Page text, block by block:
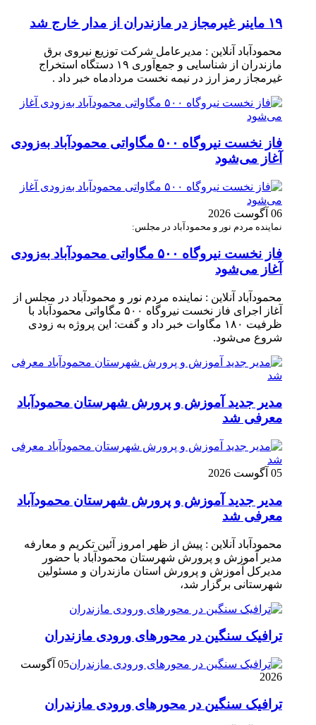
۱۹ ماینر غیرمجاز در مازندران از مدار خارج شد
محمودآباد آنلاین : مدیرعامل شرکت توزیع نیروی برق
مازندران از شناسایی و جمع‌آوری ۱۹ دستگاه استخراج
غیرمجاز رمز ارز در نیمه نخست مردادماه خبر داد .
فاز نخست نیروگاه ۵۰۰ مگاواتی محمودآباد به‌زودی
آغاز می‌شود
06 آگوست 2026
نماینده مردم نور و محمودآباد در مجلس:
فاز نخست نیروگاه ۵۰۰ مگاواتی محمودآباد به‌زودی
آغاز می‌شود
محمودآباد آنلاین : نماینده مردم نور و محمودآباد در مجلس از
آغاز اجرای فاز نخست نیروگاه ۵۰۰ مگاواتی محمودآباد با
ظرفیت ۱۸۰ مگاوات خبر داد و گفت: این پروژه به زودی
شروع می‌شود.
مدیر جدید آموزش و پرورش شهرستان محمودآباد
معرفی شد
05 آگوست 2026
مدیر جدید آموزش و پرورش شهرستان محمودآباد
معرفی شد
محمودآباد آنلاین : پیش از ظهر امروز آئین تکریم و معارفه
مدیر آموزش و پرورش شهرستان محمودآباد با حضور
مدیرکل آموزش و پرورش استان مازندران و مسئولین
شهرستانی برگزار شد،
ترافیک سنگین در محور‌های ورودی مازندران
05 آگوست
2026
ترافیک سنگین در محور‌های ورودی مازندران